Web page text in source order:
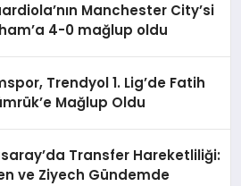
Manchester City’si
4-0 mağlup oldu
Trendyol 1. Lig’de Fatih
Mağlup Oldu
Transfer Hareketliliği:
ve Ziyech Gündemde